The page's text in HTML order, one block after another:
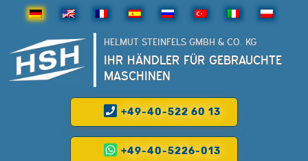
HELMUT STEINFELS GMBH & CO. KG
IHR HÄNDLER FÜR GEBRAUCHTE
MASCHINEN
+49-40-522 60 13
+49-40-5226-013